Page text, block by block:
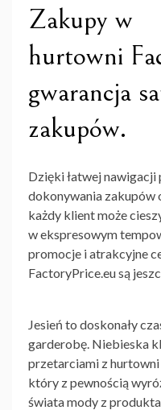
Zakupy w
hurtowni
gwarancja
zakupów.
Dzięki łatwej
dokonywania zakupów
każdy klient może
w ekspresowym
promocje i atrakcyjne
FactoryPrice.eu są
Jesień to doskonały
garderobę. Niebieska
przetarciami z
który z pewnością
świata mody z